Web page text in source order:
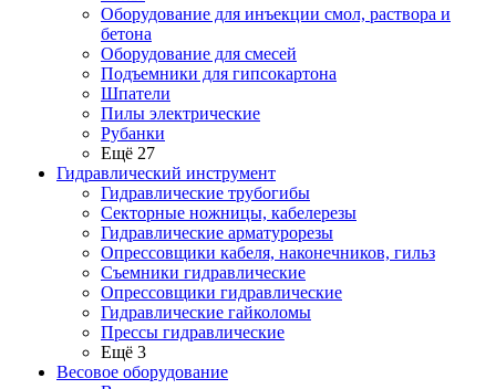
Оборудование для инъекции смол, раствора и
бетона
Оборудование для смесей
Подъемники для гипсокартона
Шпатели
Пилы электрические
Рубанки
Ещё 27
Гидравлический инструмент
Гидравлические трубогибы
Секторные ножницы, кабелерезы
Гидравлические арматурорезы
Опрессовщики кабеля, наконечников, гильз
Съемники гидравлические
Опрессовщики гидравлические
Гидравлические гайколомы
Прессы гидравлические
Ещё 3
Весовое оборудование